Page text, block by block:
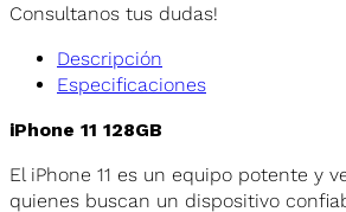
Consultanos tus dudas!
Descripción
Especificaciones
iPhone 11 128GB
El iPhone 11 es un equipo potente y
quienes buscan un dispositivo